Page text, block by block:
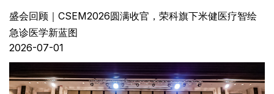
盛会回顾｜CSEM2026圆满收官，荣科旗下米健医疗智绘
急诊医学新蓝图
2026-07-01